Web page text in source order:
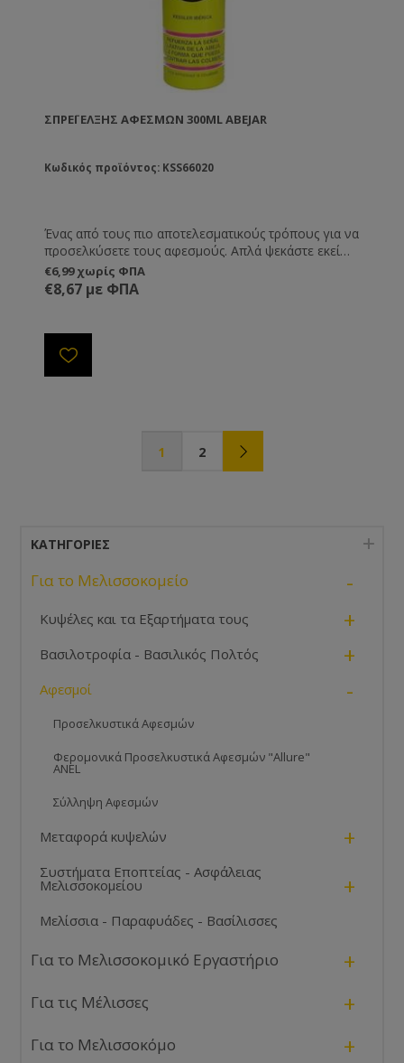
ΣΠΡΈΙ ΈΛΞΗΣ ΑΦΕΣΜΏΝ 300ML ABEJAR
Κωδικός προϊόντος: KSS66020
Ένας από τους πιο αποτελεσματικούς τρόπους για να
προσελκύσετε τους αφεσμούς. Απλά ψεκάστε εκεί
που θέλετε να μαζευτεί ο αφεσμός. Διαρκεί μέχρι και
8 ημέρες.
€6,99 χωρίς ΦΠΑ
€8,67 με ΦΠΑ
1 2
ΚΑΤΗΓΟΡΊΕΣ
Για το Μελισσοκομείο -
Κυψέλες και τα Εξαρτήματα τους +
Βασιλοτροφία - Βασιλικός Πολτός +
Αφεσμοί -
Προσελκυστικά Αφεσμών
Φερομονικά Προσελκυστικά Αφεσμών "Allure"
ANEL
Σύλληψη Αφεσμών
Μεταφορά κυψελών +
Συστήματα Εποπτείας - Ασφάλειας
Μελισσοκομείου +
Μελίσσια - Παραφυάδες - Βασίλισσες
Για το Μελισσοκομικό Εργαστήριο +
Για τις Μέλισσες +
Για το Μελισσοκόμο +